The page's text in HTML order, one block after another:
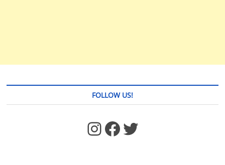
FOLLOW US!
https://www.facebook.com/jstages/ Facebook Twitter